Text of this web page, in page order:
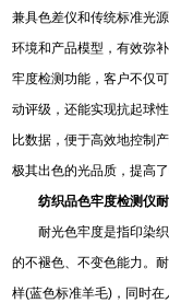
兼具色差仪和传统标准光
环境和产品模型，有效弥
牢度检测功能，客户不仅
动评级，还能实现抗起球
比数据，便于高效地控制
极其出色的光品质，提高
纺织品色牢度检测仪
耐光色牢度是指印染织
的不褪色、不变色能力。
样(蓝色标准羊毛)，同时